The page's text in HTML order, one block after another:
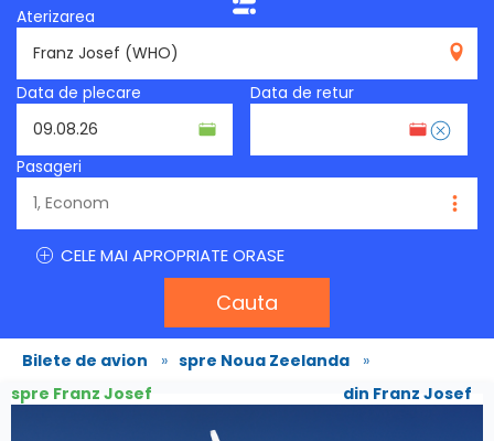
Aterizarea
Data de plecare
Data de retur
Pasageri
CELE MAI APROPRIATE ORASE
Cauta
Bilete de avion » spre Noua Zeelanda »
spre Franz Josef
din Franz Josef